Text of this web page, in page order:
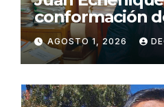
conformación
gabinete
Fujimori
AGOSTO 1, 2026